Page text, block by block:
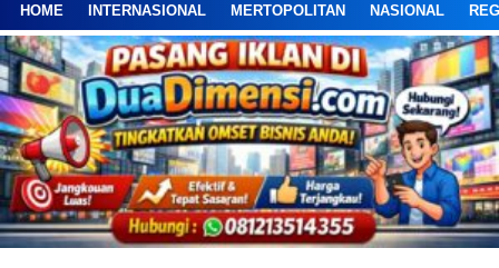
HOME INTERNASIONAL MERTOPOLITAN NASIONAL